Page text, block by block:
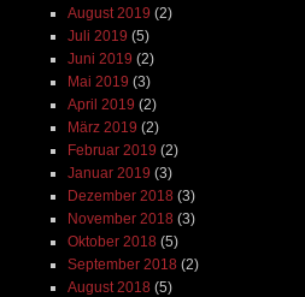
August 2019 (2)
Juli 2019 (5)
Juni 2019 (2)
Mai 2019 (3)
April 2019 (2)
März 2019 (2)
Februar 2019 (2)
Januar 2019 (3)
Dezember 2018 (3)
November 2018 (3)
Oktober 2018 (5)
September 2018 (2)
August 2018 (5)